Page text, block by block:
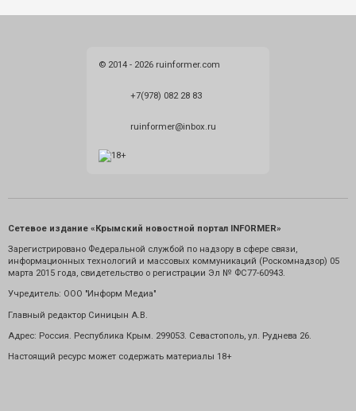
© 2014 - 2026 ruinformer.com
+7(978) 082 28 83
ruinformer@inbox.ru
Сетевое издание «Крымский новостной портал INFORMER»
Зарегистрировано Федеральной службой по надзору в сфере связи,
информационных технологий и массовых коммуникаций (Роскомнадзор) 05
марта 2015 года, свидетельство о регистрации Эл № ФС77-60943.
Учредитель: ООО "Информ Медиа"
Главный редактор Синицын А.В.
Адрес: Россия. Республика Крым. 299053. Севастополь, ул. Руднева 26.
Настоящий ресурс может содержать материалы 18+